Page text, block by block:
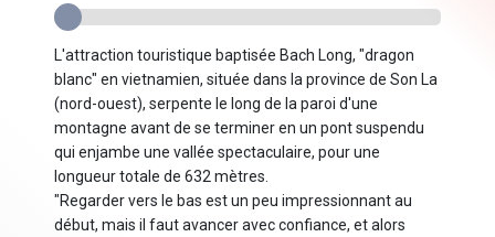
L'attraction touristique baptisée Bach Long, "dragon
blanc" en vietnamien, située dans la province de Son La
(nord-ouest), serpente le long de la paroi d'une
montagne avant de se terminer en un pont suspendu
qui enjambe une vallée spectaculaire, pour une
longueur totale de 632 mètres.
"Regarder vers le bas est un peu impressionnant au
début, mais il faut avancer avec confiance, et alors